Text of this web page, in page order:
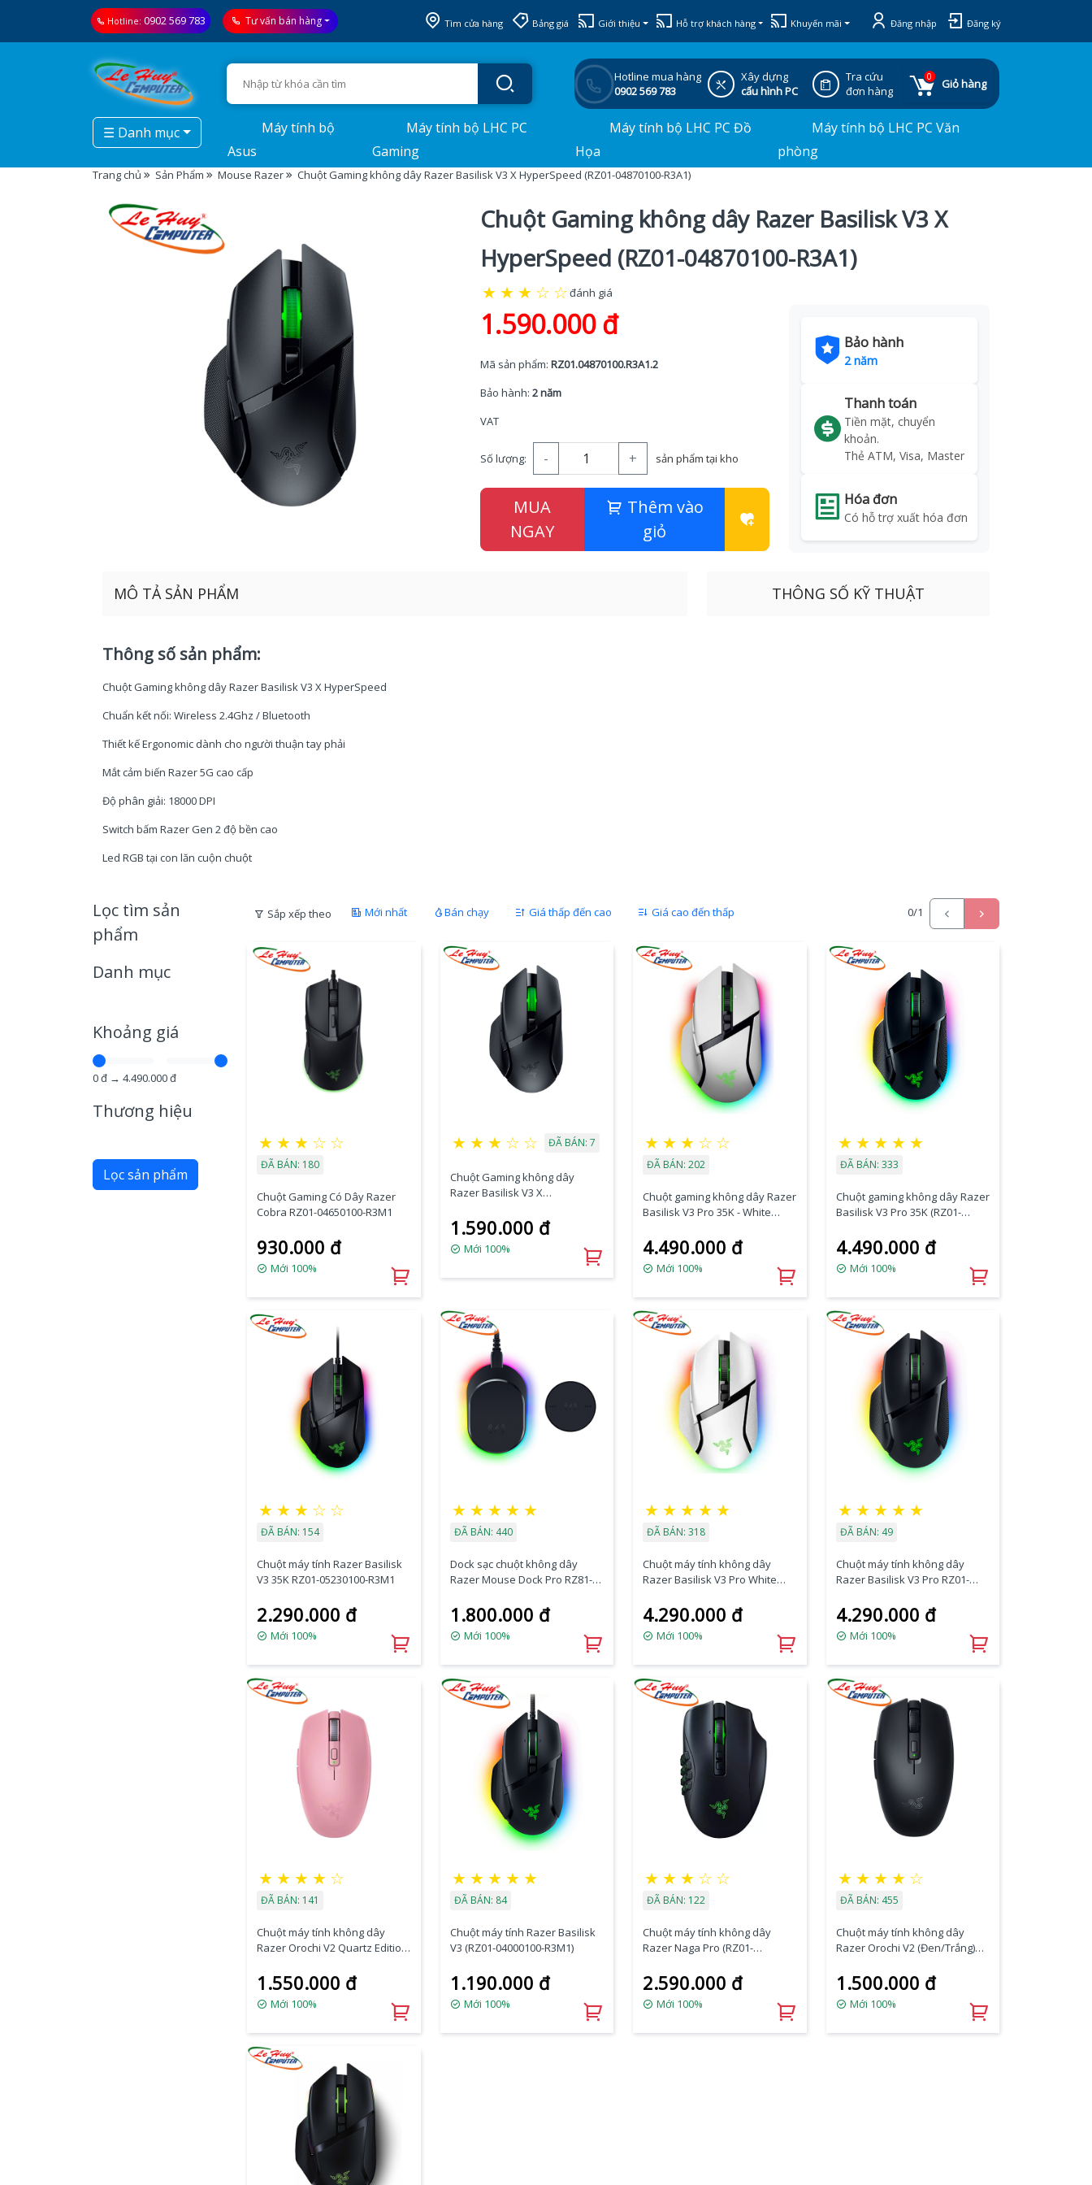
Hotline: 0902 569 783 Tư vấn bán hàng Tìm cửa hàng Bảng giá Giới thiệu Hỗ trợ khách hàng Khuyến mãi Đăng nhập Đăng ký
Hotline mua hàng
0902 569 783
Xây dựng
cấu hình PC
Tra cứu
đơn hàng
0
Giỏ hàng
☰ Danh mục
Máy tính bộ
Asus
Máy tính bộ LHC PC
Gaming
Máy tính bộ LHC PC Đồ
Họa
Máy tính bộ LHC PC Văn
phòng
Trang chủ Sản Phẩm Mouse Razer Chuột Gaming không dây Razer Basilisk V3 X HyperSpeed (RZ01-04870100-R3A1)
Chuột Gaming không dây Razer Basilisk V3 X
HyperSpeed (RZ01-04870100-R3A1)
★ ★ ★ ☆ ☆đánh giá
1.590.000 đ
Mã sản phẩm: RZ01.04870100.R3A1.2
Bảo hành: 2 năm
VAT
Số lượng: - + sản phẩm tại kho
MUA
NGAY
Thêm vào
giỏ
Bảo hành
2 năm
Thanh toán
Tiền mặt, chuyển
khoản.
Thẻ ATM, Visa, Master
Hóa đơn
Có hỗ trợ xuất hóa đơn
MÔ TẢ SẢN PHẨM
Thông số sản phẩm:
Chuột Gaming không dây Razer Basilisk V3 X HyperSpeed
Chuẩn kết nối: Wireless 2.4Ghz / Bluetooth
Thiết kế Ergonomic dành cho người thuận tay phải
Mắt cảm biến Razer 5G cao cấp
Độ phân giải: 18000 DPI
Switch bấm Razer Gen 2 độ bền cao
Led RGB tại con lăn cuộn chuột
THÔNG SỐ KỸ THUẬT
Lọc tìm sản
phẩm
Danh mục
Khoảng giá
0đ → 4.490.000đ
Thương hiệu
Lọc sản phẩm
Sắp xếp theo Mới nhất Bán chạy Giá thấp đến cao Giá cao đến thấp 0/1
★ ★ ★ ☆ ☆
ĐÃ BÁN: 180
Chuột Gaming Có Dây Razer
Cobra RZ01-04650100-R3M1
930.000 đ
Mới 100%
★ ★ ★ ☆ ☆ ĐÃ BÁN: 7
Chuột Gaming không dây
Razer Basilisk V3 X
R3A1)
1.590.000 đ
Mới 100%
★ ★ ★ ☆ ☆
ĐÃ BÁN: 202
Chuột gaming không dây Razer
Basilisk V3 Pro 35K - White
4.490.000 đ
Mới 100%
★ ★ ★ ★ ★
ĐÃ BÁN: 333
Chuột gaming không dây Razer
Basilisk V3 Pro 35K (RZ01-
4.490.000 đ
Mới 100%
★ ★ ★ ☆ ☆
ĐÃ BÁN: 154
Chuột máy tính Razer Basilisk
V3 35K RZ01-05230100-R3M1
2.290.000 đ
Mới 100%
★ ★ ★ ★ ★
ĐÃ BÁN: 440
Dock sạc chuột không dây
Razer Mouse Dock Pro RZ81-
1.800.000 đ
Mới 100%
★ ★ ★ ★ ★
ĐÃ BÁN: 318
Chuột máy tính không dây
Razer Basilisk V3 Pro White
4.290.000 đ
Mới 100%
★ ★ ★ ★ ★
ĐÃ BÁN: 49
Chuột máy tính không dây
Razer Basilisk V3 Pro RZ01-
4.290.000 đ
Mới 100%
★ ★ ★ ★ ☆
ĐÃ BÁN: 141
Chuột máy tính không dây
Razer Orochi V2 Quartz Edition
1.550.000 đ
Mới 100%
★ ★ ★ ★ ★
ĐÃ BÁN: 84
Chuột máy tính Razer Basilisk
V3 (RZ01-04000100-R3M1)
1.190.000 đ
Mới 100%
★ ★ ★ ☆ ☆
ĐÃ BÁN: 122
Chuột máy tính không dây
Razer Naga Pro (RZ01-
2.590.000 đ
Mới 100%
★ ★ ★ ★ ☆
ĐÃ BÁN: 455
Chuột máy tính không dây
Razer Orochi V2 (Đen/Trắng)
1.500.000 đ
Mới 100%